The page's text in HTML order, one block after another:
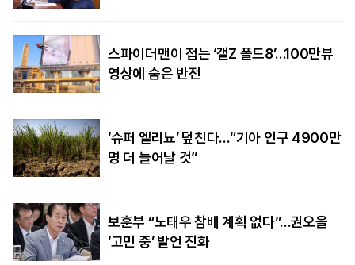
스파이더맨이 접는 ‘갤Z 폴드8’…100만뷰
영상에 숨은 반전
‘슈퍼 엘리뇨’ 덮친다…“기아 인구 4900만
명 더 늘어날 것”
보훈부 “노태우 참배 계획 없다”…권오을
‘고민 중’ 발언 진화